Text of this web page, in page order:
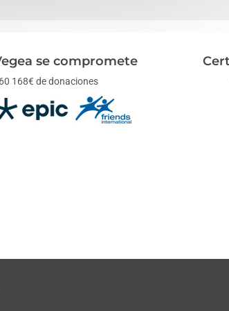
se compromete
168€ de donaciones